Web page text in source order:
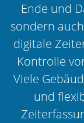
Ende und
sondern
digitale
Kontrolle
Viele
und